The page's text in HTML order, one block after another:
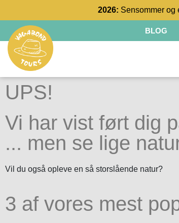
2026: Sensommer og
BLOG
UPS!
Vi har vist ført dig
... men se lige
Vil du også opleve en så storslående natur?
3 af vores mest